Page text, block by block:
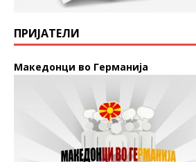
ПРИЈАТЕЛИ
Македонци во Германија